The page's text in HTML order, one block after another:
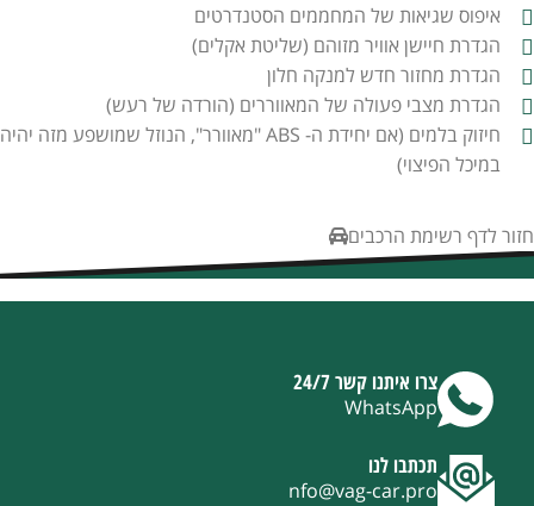
איפוס שגיאות של המחממים הסטנדרטים
הגדרת חיישן אוויר מזוהם (שליטת אקלים)
הגדרת מחזור חדש למנקה חלון
הגדרת מצבי פעולה של המאווררים (הורדה של רעש)
חיזוק בלמים (אם יחידת ה- ABS "מאוורר", הנוזל שמושפע מזה יהיה
במיכל הפיצוי)
חזור לדף רשימת הרכבים
צרו איתנו קשר 24/7
WhatsApp
תכתבו לנו
nfo@vag-car.pro